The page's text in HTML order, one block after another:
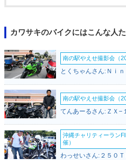
カワサキのバイクにはこんな人
南の駅やえせ撮影会（
とくちゃんさん:Ｎｉ
南の駅やえせ撮影会（
てんあーるさん:ＺＸ−
沖縄チャリティーラン
催）
わっせいさん:２５０